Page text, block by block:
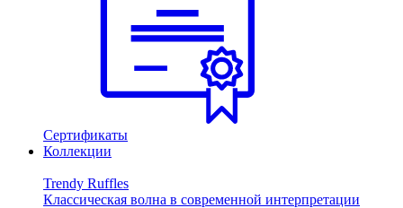
Сертификаты
Коллекции
Trendy Ruffles
Классическая волна в современной интерпретации